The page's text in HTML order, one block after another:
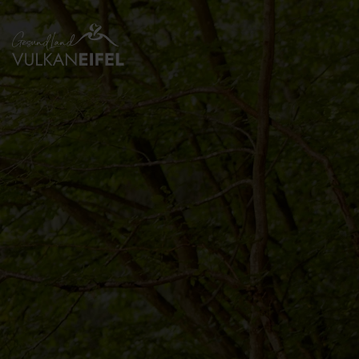
Zurück
zur
Startseite